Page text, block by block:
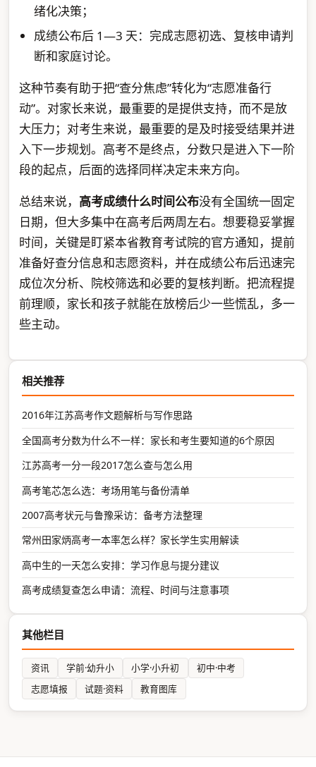
绪化决策；
成绩公布后 1—3 天：完成志愿初选、复核申请判
断和家庭讨论。
这种节奏有助于把“查分焦虑”转化为“志愿准备行
动”。对家长来说，最重要的是提供支持，而不是放
大压力；对考生来说，最重要的是及时接受结果并进
入下一步规划。高考不是终点，分数只是进入下一阶
段的起点，后面的选择同样决定未来方向。
总结来说， 高考成绩什么时间公布没有全国统一固定
日期，但大多集中在高考后两周左右。想要稳妥掌握
时间，关键是盯紧本省教育考试院的官方通知，提前
准备好查分信息和志愿资料，并在成绩公布后迅速完
成位次分析、院校筛选和必要的复核判断。把流程提
前理顺，家长和孩子就能在放榜后少一些慌乱，多一
些主动。
相关推荐
2016年江苏高考作文题解析与写作思路
全国高考分数为什么不一样：家长和考生要知道的6个原因
江苏高考一分一段2017怎么查与怎么用
高考笔芯怎么选：考场用笔与备份清单
2007高考状元与鲁豫采访：备考方法整理
常州田家炳高考一本率怎么样？家长学生实用解读
高中生的一天怎么安排：学习作息与提分建议
高考成绩复查怎么申请：流程、时间与注意事项
其他栏目
资讯 学前·幼升小 小学·小升初
初中·中考
志愿填报
试题·资料 教育图库